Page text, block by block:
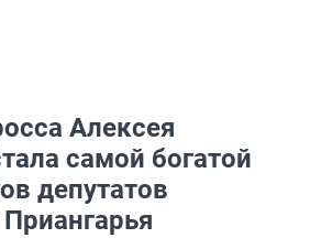
Алексея
самой богатой
депутатов